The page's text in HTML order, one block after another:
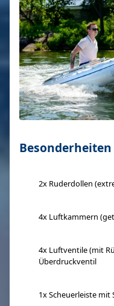
Besonderheiten
2x Ruderdollen
4x Luftkammern
4x Luftventile (mit
Überdruckventil
1x Scheuerleiste